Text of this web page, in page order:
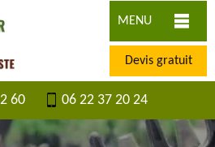
MENU
Devis gratuit
60 06 22 37 20 24